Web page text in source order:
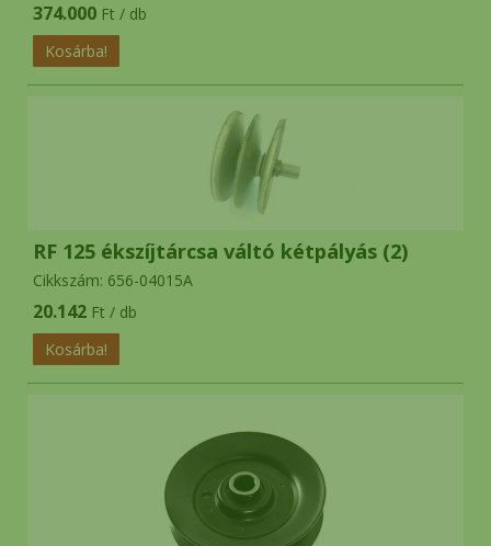
374.000 Ft / db
RF 125 ékszíjtárcsa váltó kétpályás (2)
Cikkszám: 656-04015A
20.142 Ft / db